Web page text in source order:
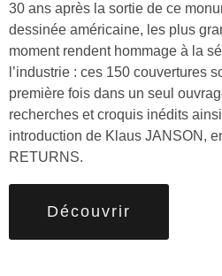
30 ans après la sortie de ce
dessinée américaine, les plus
moment rendent hommage à la
l’industrie : ces 150 couvertures
première fois dans un seul
recherches et croquis inédits
introduction de Klaus JANSON,
RETURNS.
Découvrir